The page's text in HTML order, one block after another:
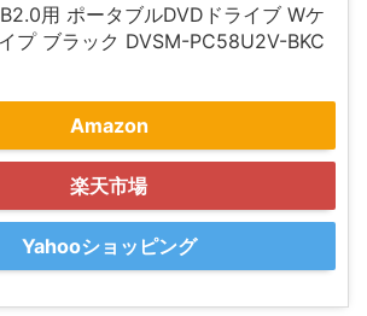
用 ポータブルDVDドライブ Wケ
プ ブラック DVSM-PC58U2V-BKC
Amazon
楽天市場
Yahooショッピング